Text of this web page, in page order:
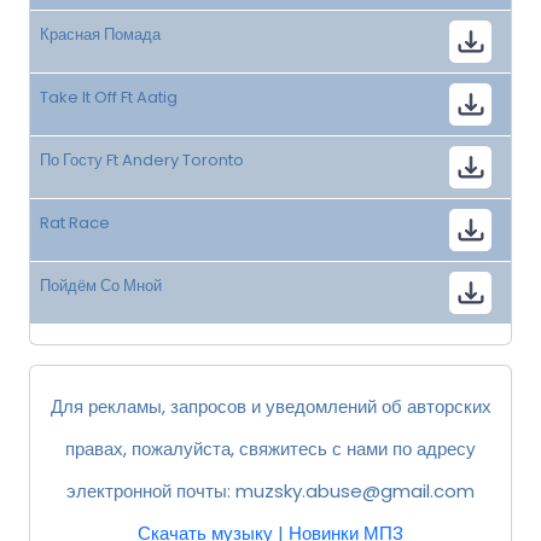
Красная Помада
Take It Off Ft Aatig
По Госту Ft Andery Toronto
Rat Race
Пойдём Со Мной
Для рекламы, запросов и уведомлений об авторских
правах, пожалуйста, свяжитесь с нами по адресу
электронной почты: muzsky.abuse@gmail.com
Скачать музыку | Новинки МП3